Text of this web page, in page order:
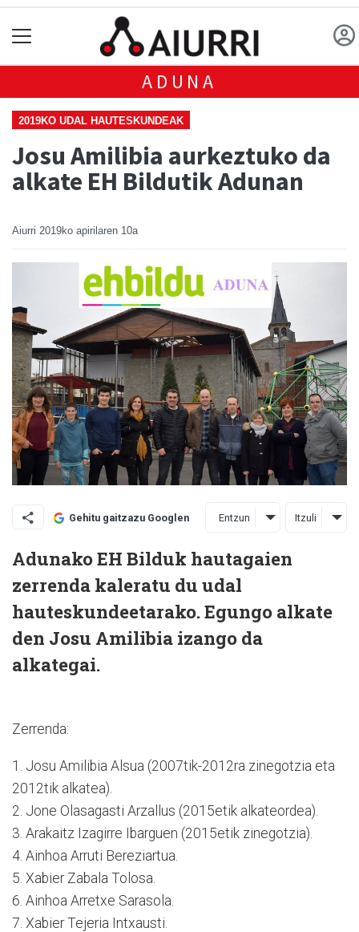
ADUNA
2019KO UDAL HAUTESKUNDEAK
Josu Amilibia aurkeztuko da
alkate EH Bildutik Adunan
Aiurri 2019ko apirilaren 10a
Gehitu gaitzazu Googlen Entzun Itzuli
Adunako EH Bilduk hautagaien
zerrenda kaleratu du udal
hauteskundeetarako. Egungo alkate
den Josu Amilibia izango da
alkategai.
Zerrenda:
1. Josu Amilibia Alsua (2007tik-2012ra zinegotzia eta
2012tik alkatea).
2. Jone Olasagasti Arzallus (2015etik alkateordea).
3. Arakaitz Izagirre Ibarguen (2015etik zinegotzia).
4. Ainhoa Arruti Bereziartua.
5. Xabier Zabala Tolosa.
6. Ainhoa Arretxe Sarasola.
7. Xabier Tejeria Intxausti.